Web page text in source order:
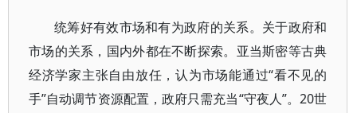
统筹好有效市场和有为政府的关系。关于政府和
市场的关系，国内外都在不断探索。亚当斯密等古典
经济学家主张自由放任，认为市场能通过“看不见的
手”自动调节资源配置，政府只需充当“守夜人”。20世